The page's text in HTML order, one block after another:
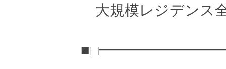
大規模レジデンス